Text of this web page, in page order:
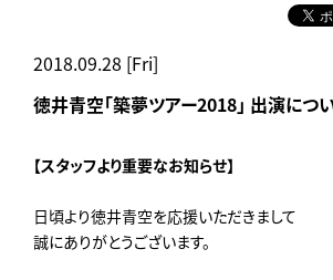
2018.09.28 [Fri]
徳井青空「築夢ツアー2018」 出演につ
【スタッフより重要なお知らせ】
日頃より徳井青空を応援いただきまして
誠にありがとうございます。